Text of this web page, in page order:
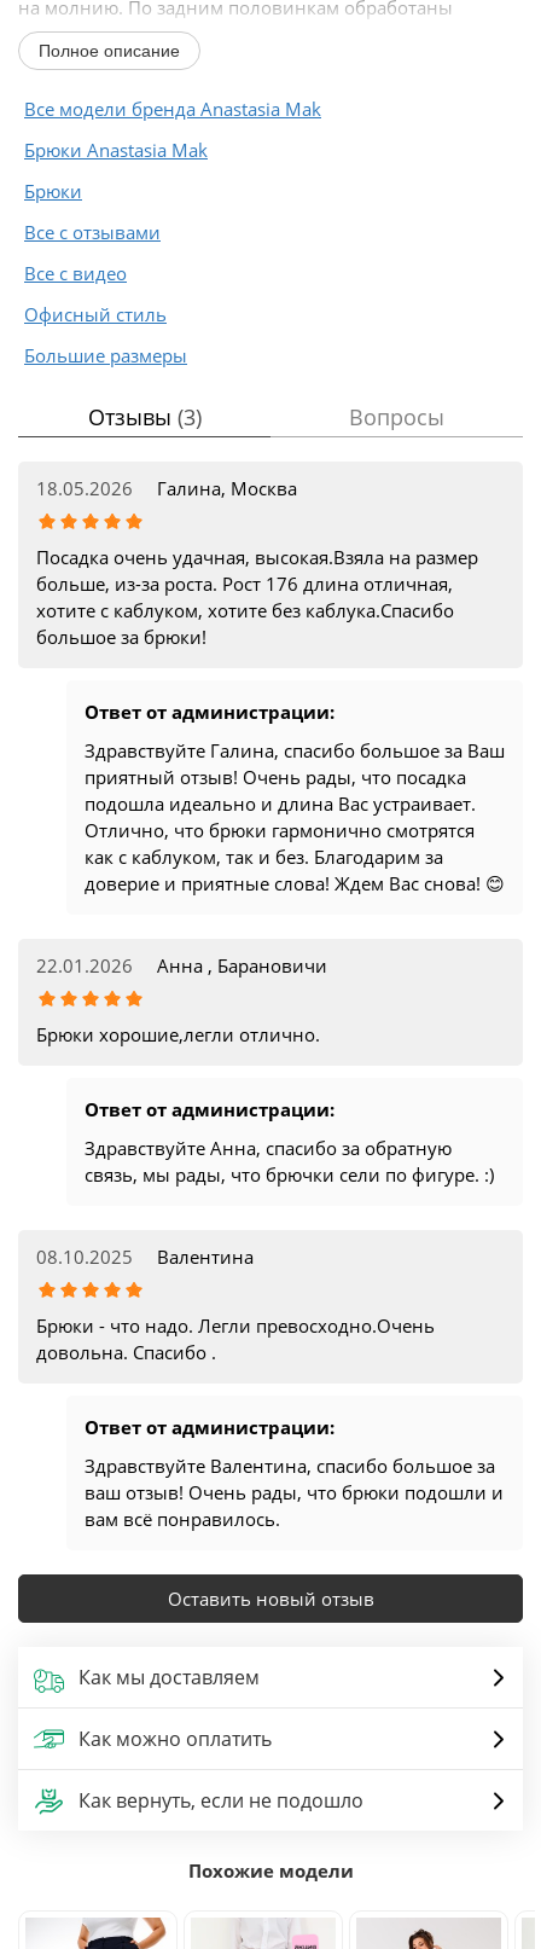
на молнию. По задним половинкам обработаны
таллиевые...
Полное описание
Все модели бренда Anastasia Mak
Брюки Anastasia Mak
Брюки
Все с отзывами
Все с видео
Офисный стиль
Большие размеры
Отзывы (3) Вопросы
18.05.2026 Галина, Москва
Посадка очень удачная, высокая.Взяла на размер
больше, из-за роста. Рост 176 длина отличная,
хотите с каблуком, хотите без каблука.Спасибо
большое за брюки!
Ответ от администрации:
Здравствуйте Галина, спасибо большое за Ваш
приятный отзыв! Очень рады, что посадка
подошла идеально и длина Вас устраивает.
Отлично, что брюки гармонично смотрятся
как с каблуком, так и без. Благодарим за
доверие и приятные слова! Ждем Вас снова! 😊
22.01.2026 Анна , Барановичи
Брюки хорошие,легли отлично.
Ответ от администрации:
Здравствуйте Анна, спасибо за обратную
связь, мы рады, что брючки сели по фигуре. :)
08.10.2025 Валентина
Брюки - что надо. Легли превосходно.Очень
довольна. Спасибо .
Ответ от администрации:
Здравствуйте Валентина, спасибо большое за
ваш отзыв! Очень рады, что брюки подошли и
вам всё понравилось.
Оставить новый отзыв
Как мы доставляем
Как можно оплатить
Как вернуть, если не подошло
Похожие модели